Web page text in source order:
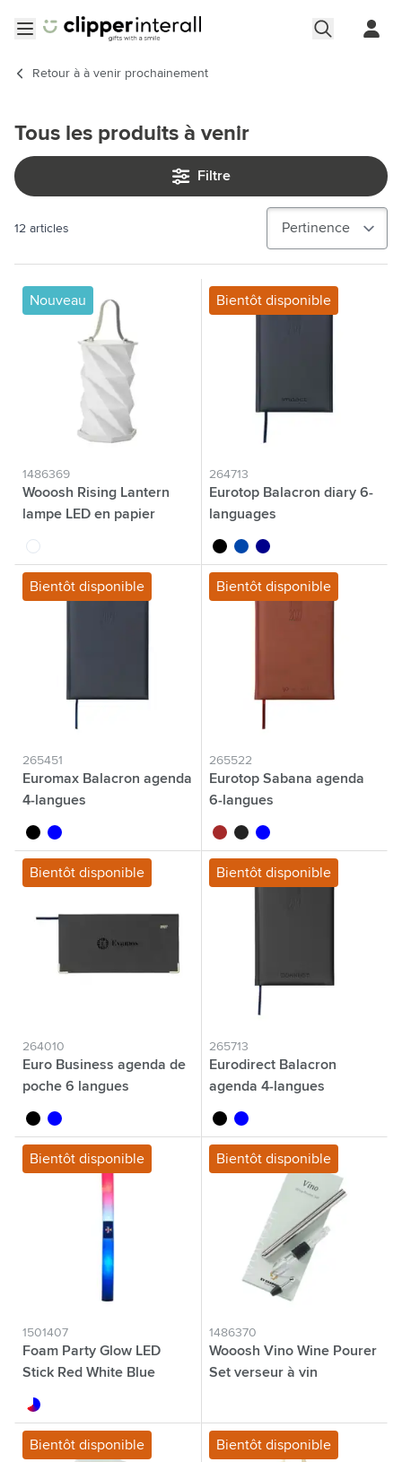
Retour à à venir prochainement
Tous les produits à venir
Filtre
12 articles
Nouveau
1486369
Wooosh Rising Lantern
lampe LED en papier
blanc
Bientôt disponible
264713
Eurotop Balacron diary 6-
languages
noir bleu cobalt
bleu foncé
Bientôt disponible
265451
Euromax Balacron agenda
4-langues
noir bleu
Bientôt disponible
265522
Eurotop Sabana agenda
6-langues
brun noir bleu
Bientôt disponible
264010
Euro Business agenda de
poche 6 langues
noir bleu
Bientôt disponible
265713
Eurodirect Balacron
agenda 4-langues
noir bleu
Bientôt disponible
1501407
Foam Party Glow LED
Stick Red White Blue
rouge/blanc/bleu
Bientôt disponible
1486370
Wooosh Vino Wine Pourer
Set verseur à vin
Bientôt disponible Bientôt disponible